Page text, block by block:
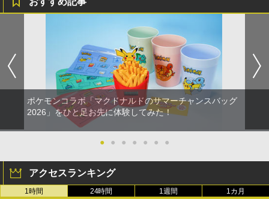
ポケモンコラボ「マクドナルドのサマーチャンスバッグ
2026」をひと足お先に体験してみた！
● ● ● ● ● ● ●
アクセスランキング
1時間 24時間 1週間 1カ月